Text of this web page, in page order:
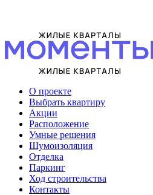
О проекте
Выбрать квартиру
Акции
Расположение
Умные решения
Шумоизоляция
Отделка
Паркинг
Ход строительства
Контакты